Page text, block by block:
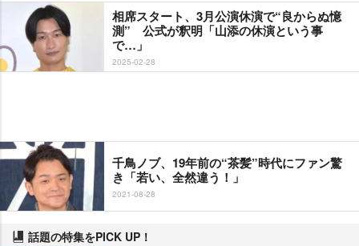
相席スタート、3月公演休演で“良からぬ憶
測” 公式が釈明「山添の休演という事
で…」
2025-02-28
千鳥ノブ、19年前の“茶髪”時代にファン驚
き「若い、全然違う！」
2021-08-28
話題の特集をPICK UP！